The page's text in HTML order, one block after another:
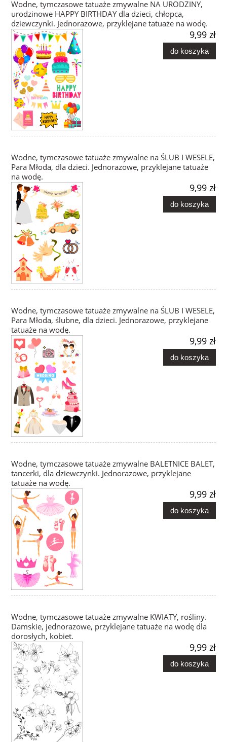
Wodne, tymczasowe tatuaże zmywalne NA URODZINY,
urodzinowe HAPPY BIRTHDAY dla dzieci, chłopca,
dziewczynki. Jednorazowe, przyklejane tatuaże na wodę.
9,99 zł
do koszyka
Wodne, tymczasowe tatuaże zmywalne na ŚLUB I WESELE,
Para Młoda, dla dzieci. Jednorazowe, przyklejane tatuaże
na wodę.
9,99 zł
do koszyka
Wodne, tymczasowe tatuaże zmywalne na ŚLUB I WESELE,
Para Młoda, ślubne, dla dzieci. Jednorazowe, przyklejane
tatuaże na wodę.
9,99 zł
do koszyka
Wodne, tymczasowe tatuaże zmywalne BALETNICE BALET,
tancerki, dla dziewczynki. Jednorazowe, przyklejane
tatuaże na wodę.
9,99 zł
do koszyka
Wodne, tymczasowe tatuaże zmywalne KWIATY, rośliny.
Damskie, jednorazowe, przyklejane tatuaże na wodę dla
dorosłych, kobiet.
9,99 zł
do koszyka